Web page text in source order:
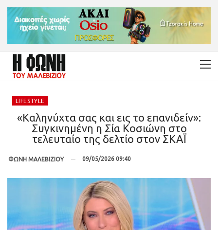
LIFESTYLE
«Καληνύχτα σας και εις το επανιδείν»:
Συγκινημένη η Σία Κοσιώνη στο
τελευταίο της δελτίο στον ΣΚΑΪ
ΦΩΝΗ ΜΑΛΕΒΙΖΙΟΥ 09/05/2026 09:40